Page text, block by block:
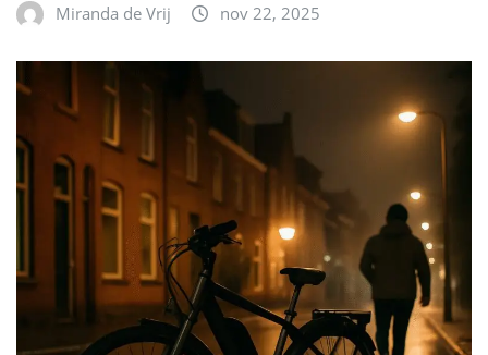
Miranda de Vrij nov 22, 2025